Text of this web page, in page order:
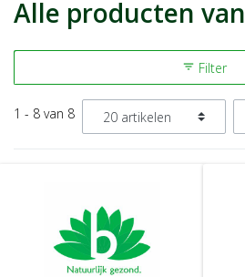
Alle producten van
filter_list Filter
1 - 8 van 8